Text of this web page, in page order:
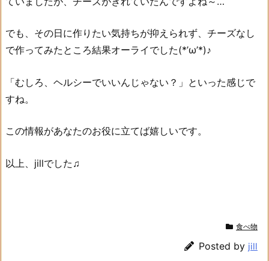
でも、その日に作りたい気持ちが抑えられず、チーズなし
で作ってみたところ結果オーライでした(*’ω’*)♪
「むしろ、ヘルシーでいいんじゃない？」といった感じで
すね。
この情報があなたのお役に立てば嬉しいです。
以上、jillでした♫
食べ物
Posted by jill